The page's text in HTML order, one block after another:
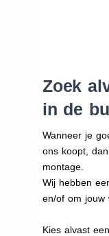
Zoek
in de
Wanneer je
ons koopt,
montage.
Wij hebben
en/of om jouw
Kies alvast